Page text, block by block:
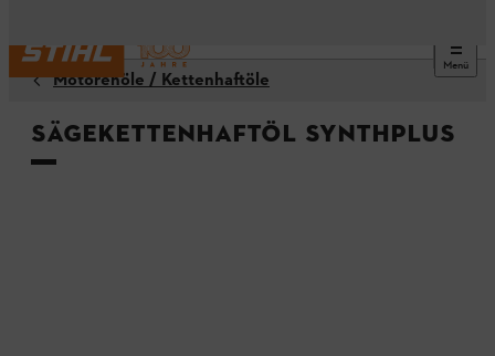
Menü
Motorenöle / Kettenhaftöle
Sägekettenhaftöl SynthPlus